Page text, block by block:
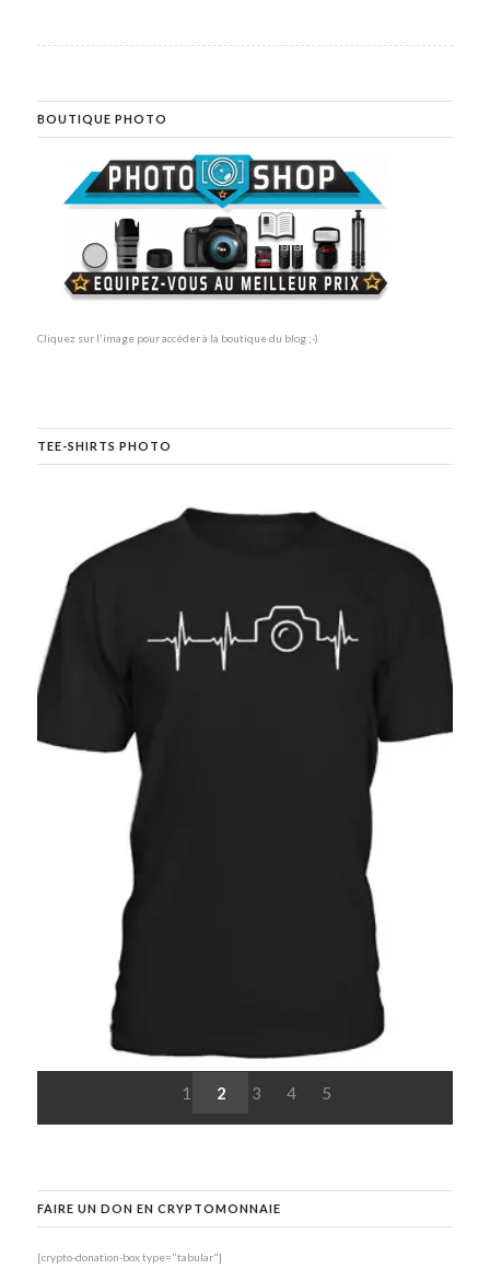
BOUTIQUE PHOTO
Cliquez sur l'image pour accéder à la boutique du blog ;-)
TEE-SHIRTS PHOTO
1 2 3 4 5
FAIRE UN DON EN CRYPTOMONNAIE
[crypto-donation-box type="tabular"]